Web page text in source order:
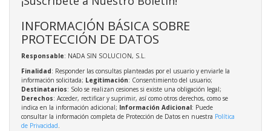
INFORMACIÓN BÁSICA SOBRE
PROTECCIÓN DE DATOS
Responsable: NADA SIN SOLUCION, S.L.
Finalidad: Responder las consultas planteadas por el usuario y enviarle la
información solicitada; Legitimación: Consentimiento del usuario;
Destinatarios: Solo se realizan cesiones si existe una obligación legal;
Derechos: Acceder, rectificar y suprimir, así como otros derechos, como se
indica en la información adicional; Información Adicional: Puede
consultar la información completa de Protección de Datos en nuestra Política
de Privacidad.